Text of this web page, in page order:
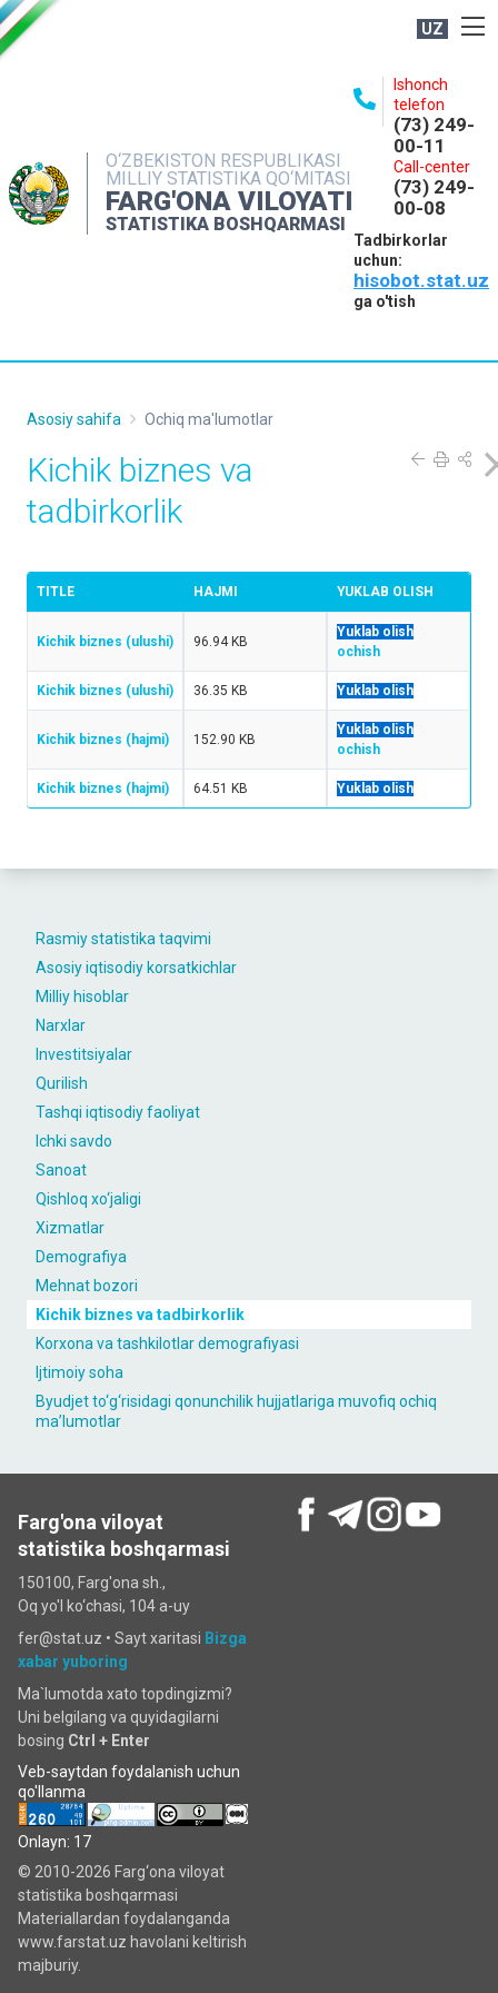
UZ
O‘ZBEKISTON RESPUBLIKASI
MILLIY STATISTIKA QO‘MITASI
FARG'ONA VILOYATI
STATISTIKA BOSHQARMASI
Ishonch
telefon
(73) 249-
00-11
Call-center
(73) 249-
00-08
Tadbirkorlar
uchun:
hisobot.stat.uz
ga o'tish
NASHRLAR
INTERAKTIV XIZMATLAR
MATBUOT XIZMATI
Rasmiy statistika taqvimi
Asosiy iqtisodiy korsatkichlar
Milliy hisoblar
Narxlar
Investitsiyalar
Qurilish
Tashqi iqtisodiy faoliyat
Ichki savdo
Sanoat
Qishloq xo‘jaligi
Xizmatlar
Demografiya
Mehnat bozori
Kichik biznes va tadbirkorlik
Korxona va tashkilotlar demografiyasi
Ijtimoiy soha
Byudjet to‘g‘risidagi qonunchilik hujjatlariga muvofiq ochiq
maʼlumotlar
Asosiy sahifa Ochiq ma'lumotlar
Kichik biznes va
tadbirkorlik
TITLE HAJMI YUKLAB OLISH
Kichik biznes (ulushi) 96.94 KB
Yuklab olish
ochish
Kichik biznes (ulushi) 36.35 KB Yuklab olish
Kichik biznes (hajmi) 152.90 KB
Yuklab olish
ochish
Kichik biznes (hajmi) 64.51 KB Yuklab olish
Farg'ona viloyat
statistika boshqarmasi
150100, Farg'ona sh.,
Oq yo'l ko‘chаsi, 104 a-uy
fer@stat.uz • Sayt xaritasi Bizga
xabar yuboring
Ma`lumotda xato topdingizmi?
Uni belgilang va quyidagilarni
bosing Ctrl + Enter
Veb-saytdan foydalanish uchun
qo'llanma
Onlayn: 17
© 2010-2026 Farg‘ona viloyat
statistika boshqarmasi
Materiallardan foydalanganda
www.farstat.uz havolani keltirish
majburiy.